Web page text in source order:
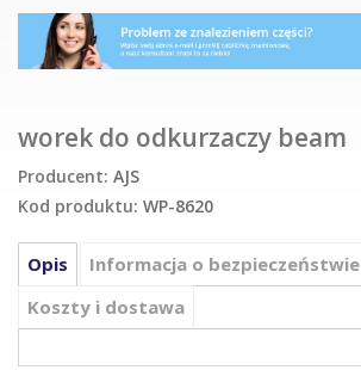
worek do odkurzaczy beam
Producent: AJS
Kod produktu: WP-8620
Opis
Informacja o bezpieczeństwie
Koszty i dostawa